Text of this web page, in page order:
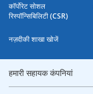
कॉर्पोरेट सोशल
रिस्पॉन्सिबिलिटी (CSR)
नज़दीकी शाखा खोजें
हमारी सहायक कंपनियां